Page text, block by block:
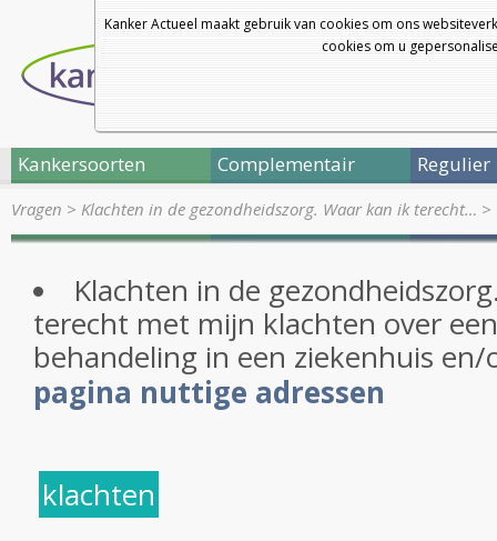
Kanker Actueel maakt gebruik van cookies om ons
cookies om u
Kankersoorten Complementair Regulier
Vragen > Klachten in de gezondheidszorg. Waar kan ik terecht… >
Klachten in de
terecht met mijn klachten over
behandeling in een ziekenhuis
pagina nuttige adressen
klachten